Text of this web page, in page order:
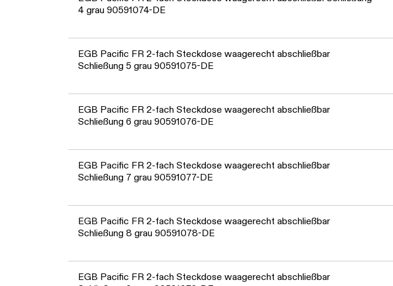
4 grau 90591074-DE
EGB Pacific FR 2-fach Steckdose waagerecht abschließbar
Schließung 5 grau 90591075-DE
EGB Pacific FR 2-fach Steckdose waagerecht abschließbar
Schließung 6 grau 90591076-DE
EGB Pacific FR 2-fach Steckdose waagerecht abschließbar
Schließung 7 grau 90591077-DE
EGB Pacific FR 2-fach Steckdose waagerecht abschließbar
Schließung 8 grau 90591078-DE
EGB Pacific FR 2-fach Steckdose waagerecht abschließbar